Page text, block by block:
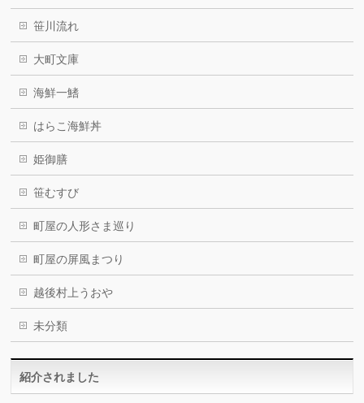
笹川流れ
大町文庫
海鮮一鰭
はらこ海鮮丼
姫御膳
笹むすび
町屋の人形さま巡り
町屋の屏風まつり
越後村上うおや
未分類
紹介されました